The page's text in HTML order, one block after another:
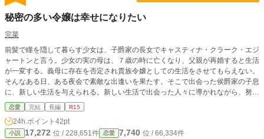
秘密の多い令嬢は幸せになりたい
完菜
前髪で瞳を隠して暮らす少女は、子爵家の長女でキャスティナ・クラーク・エジ
ャートンと言う。少女の実の母は、７歳の時に亡くなり、父親が再婚すると生活
が一変する。義母に存在を否定され貴族令嬢としての生活をさせてもらえない。
そんなある日、ある夜会で素敵な出逢いを果たす。そこで出会った侯爵家の子息
に、新しい生活を与えられる。新しい生活で出会った人々に導かれながら、努力
と前向きな性格で、自分の居場所を作り上げて行く。そして、少女には秘密があ
る。幻の魔法と呼ばれる、癒し系魔法が使えるのだ。その魔法を使ってしまう事
で、国を揺るがす事件に巻き込まれて行く。 完結が確定しています。全１０５
話。
恋愛 完結 長編 R15
24h.ポイント 42pt
小説 17,272 位 / 228,651件 恋愛 7,740 位 / 66,334件